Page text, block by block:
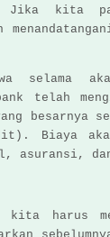
Jika kita
selama
telah
Biaya
asuransi,
harus